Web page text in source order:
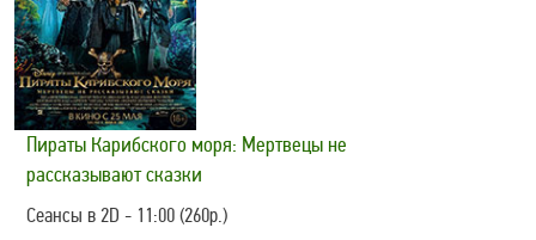
Пираты Карибского моря: Мертвецы не
рассказывают сказки
Сеансы в 2D - 11:00 (260р.)